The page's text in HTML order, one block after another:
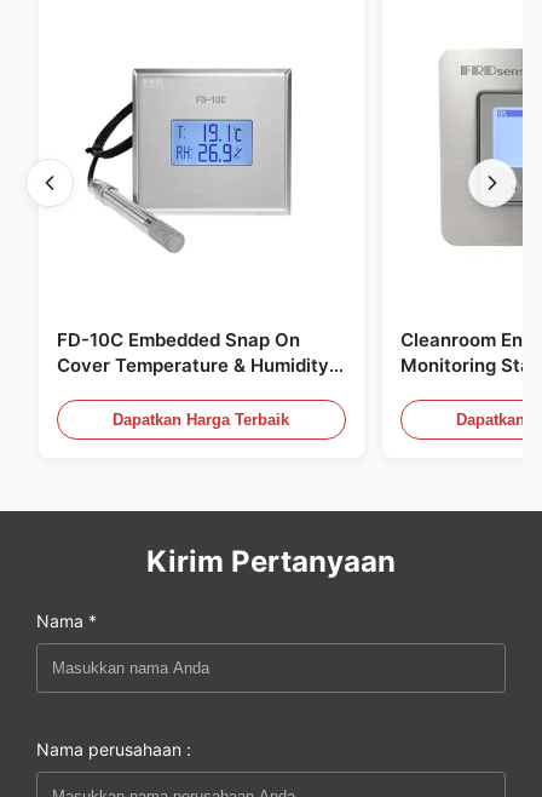
FD-10C Embedded Snap On
Cover Temperature & Humidity
MonitorDapatkan Harga Terbaik
Cleanroom
Monitoring
20mA/RS485
Deteksi Asap
Dapatkan
Kirim Pertanyaan
Nama *
Nama perusahaan :